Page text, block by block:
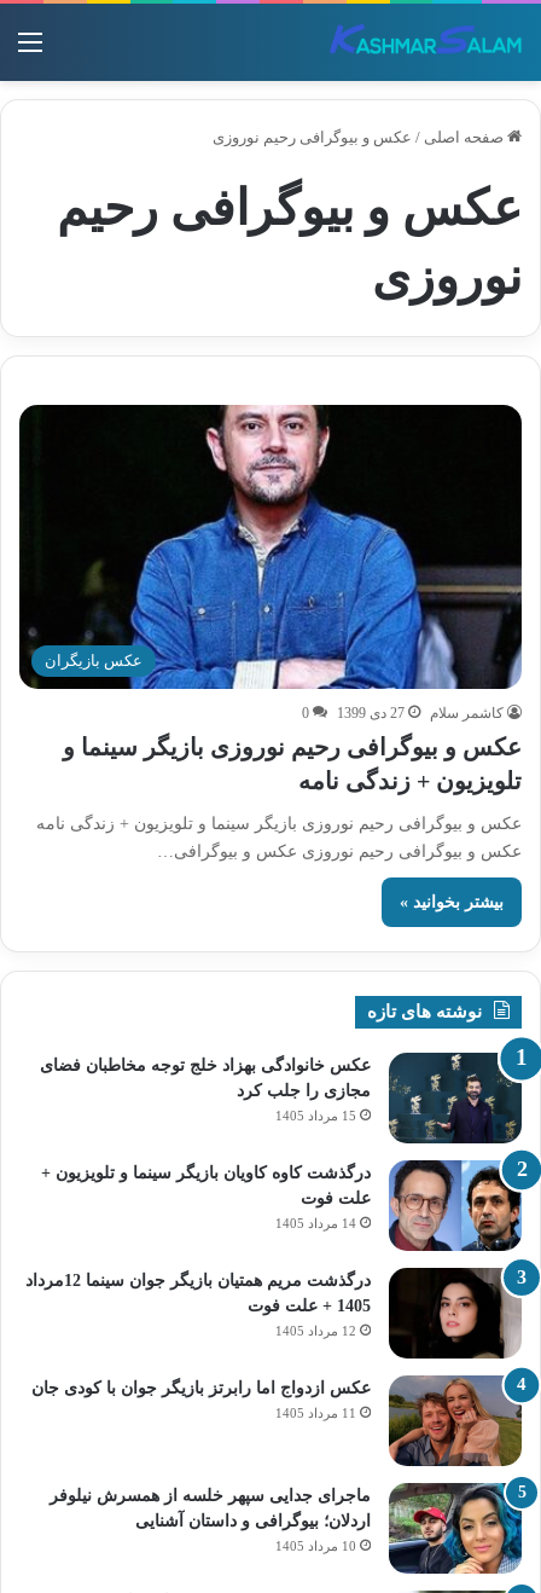
صفحه اصلی / عکس و بیوگرافی رحیم نوروزی
عکس و بیوگرافی رحیم
نوروزی
عکس بازیگران
کاشمر سلام 27 دی 1399 0
عکس و بیوگرافی رحیم نوروزی بازیگر سینما و
تلویزیون + زندگی نامه
عکس و بیوگرافی رحیم نوروزی بازیگر سینما و تلویزیون + زندگی نامه
عکس و بیوگرافی رحیم نوروزی عکس و بیوگرافی…
بیشتر بخوانید »
نوشته های تازه
عکس خانوادگی بهزاد خلج توجه مخاطبان فضای
مجازی را جلب کرد
15 مرداد 1405
درگذشت کاوه کاویان بازیگر سینما و تلویزیون +
علت فوت
14 مرداد 1405
درگذشت مریم همتیان بازیگر جوان سینما 12مرداد
1405 + علت فوت
12 مرداد 1405
عکس ازدواج اما رابرتز بازیگر جوان با کودی جان
11 مرداد 1405
ماجرای جدایی سپهر خلسه از همسرش نیلوفر
اردلان؛ بیوگرافی و داستان آشنایی
10 مرداد 1405